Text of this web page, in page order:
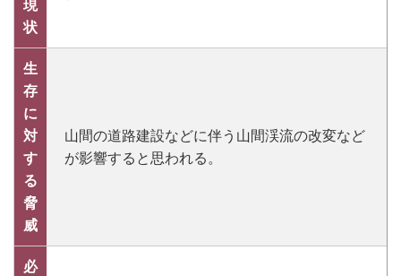
現
状
生
存
に
対
す
る
脅
威
山間の道路建設などに伴う山間渓流の改変など
が影響すると思われる。
必